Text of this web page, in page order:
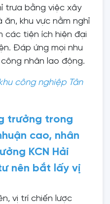
trưa bằng việc xây
khu vực nằm nghỉ
các tiện ích hiện đại
Đáp ứng mọi nhu
nhân lao động.
công nghiệp Tân
trưởng trong
cao, nhân
KCN Hải
nên bắt lấy vị
vị trí chiến lược